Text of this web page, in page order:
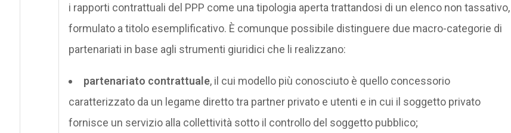
i rapporti contrattuali del PPP come una tipologia aperta trattandosi di un elenco non tassativo,
formulato a titolo esemplificativo. È comunque possibile distinguere due macro-categorie di
partenariati in base agli strumenti giuridici che li realizzano:
partenariato contrattuale, il cui modello più conosciuto è quello concessorio
caratterizzato da un legame diretto tra partner privato e utenti e in cui il soggetto privato
fornisce un servizio alla collettività sotto il controllo del soggetto pubblico;